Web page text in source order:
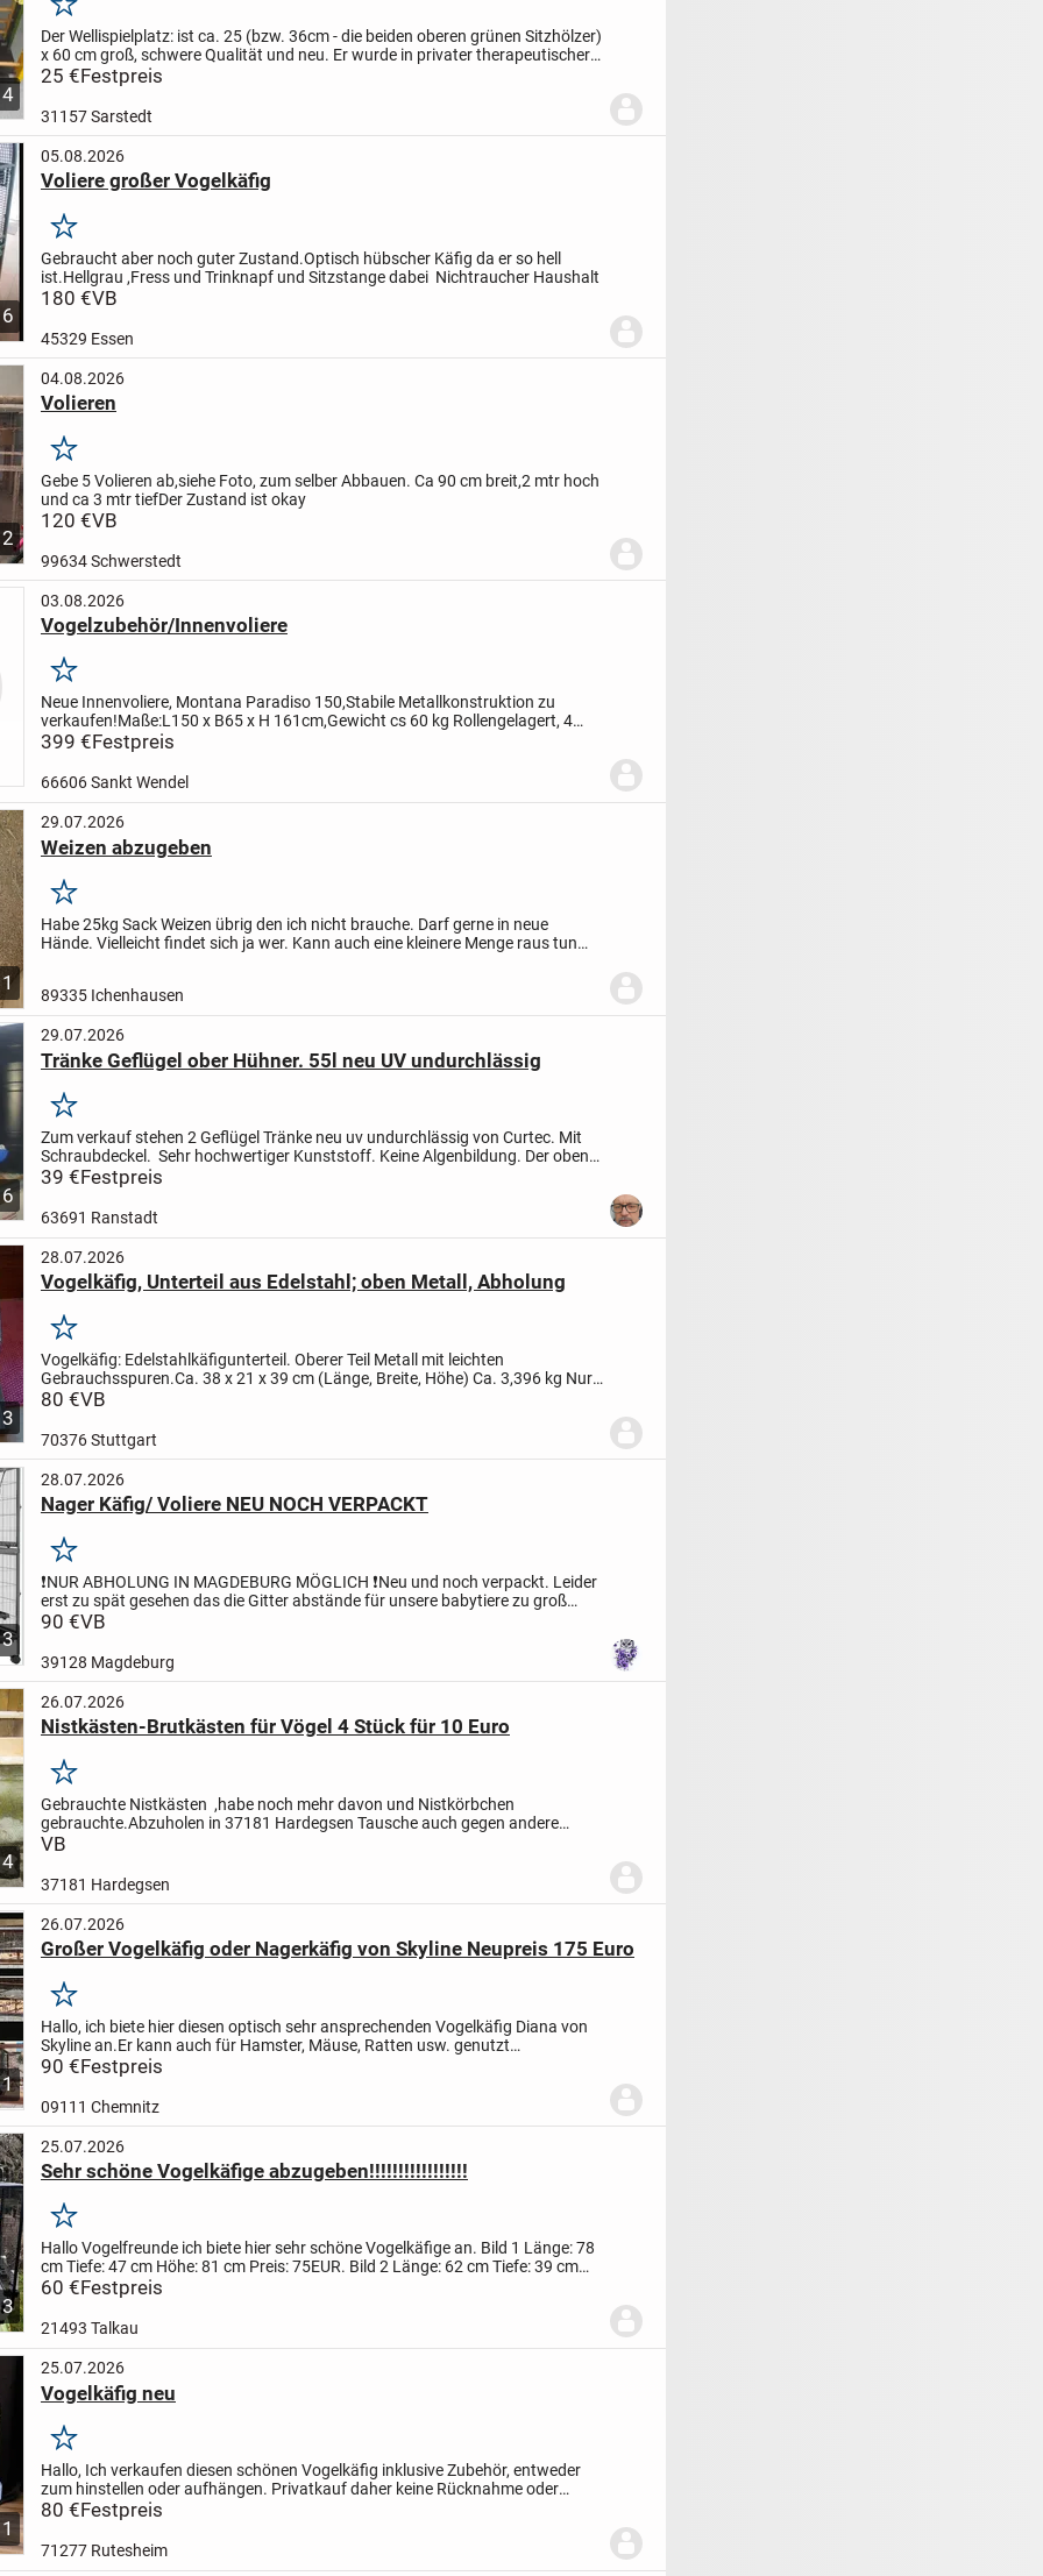
4
Merken
Der Wellispielplatz: ist ca. 25 (bzw. 36cm - die beiden oberen grünen Sitzhölzer)
x 60 cm groß, schwere Qualität und neu. Er wurde in privater therapeutischer
Arbeit angefertigt und bietet - zusammen...
25 €Festpreis
31157 Sarstedt
6
05.08.2026
Voliere großer Vogelkäfig
Merken
Gebraucht aber noch guter Zustand.Optisch hübscher Käfig da er so hell
ist.Hellgrau ,Fress und Trinknapf und Sitzstange dabei Nichtraucher Haushalt
180 €VB
45329 Essen
2
04.08.2026
Volieren
Merken
Gebe 5 Volieren ab,siehe Foto, zum selber Abbauen. Ca 90 cm breit,2 mtr hoch
und ca 3 mtr tiefDer Zustand ist okay
120 €VB
99634 Schwerstedt
03.08.2026
Vogelzubehör/Innenvoliere
Merken
Neue Innenvoliere, Montana Paradiso 150,Stabile Metallkonstruktion zu
verkaufen!Maße:L150 x B65 x H 161cm,Gewicht cs 60 kg Rollengelagert, 4
Fronttüren, 2 kleinere Seitentüren sowie 2 herausziehbare...
399 €Festpreis
66606 Sankt Wendel
1
29.07.2026
Weizen abzugeben
Merken
Habe 25kg Sack Weizen übrig den ich nicht brauche. Darf gerne in neue
Hände. Vielleicht findet sich ja wer. Kann auch eine kleinere Menge raus tun
89335 Ichenhausen
6
29.07.2026
Tränke Geflügel ober Hühner. 55l neu UV undurchlässig
Merken
Zum verkauf stehen 2 Geflügel Tränke neu uv undurchlässig von Curtec. Mit
Schraubdeckel. Sehr hochwertiger Kunststoff. Keine Algenbildung. Der oben
angegebene Preis bezieht sich auf eine Tränke. ...
39 €Festpreis
63691 Ranstadt
3
28.07.2026
Vogelkäfig, Unterteil aus Edelstahl; oben Metall, Abholung
Merken
Vogelkäfig: Edelstahlkäfigunterteil. Oberer Teil Metall mit leichten
Gebrauchsspuren.Ca. 38 x 21 x 39 cm (Länge, Breite, Höhe) Ca. 3,396 kg Nur
Abholung.
80 €VB
70376 Stuttgart
3
28.07.2026
Nager Käfig/ Voliere NEU NOCH VERPACKT
Merken
❗️NUR ABHOLUNG IN MAGDEBURG MÖGLICH ❗️Neu und noch verpackt. Leider
erst zu spät gesehen das die Gitter abstände für unsere babytiere zu groß
sind. Für schon ausgewachsen Tieren ist das kein...
90 €VB
39128 Magdeburg
4
26.07.2026
Nistkästen-Brutkästen für Vögel 4 Stück für 10 Euro
Merken
Gebrauchte Nistkästen ,habe noch mehr davon und Nistkörbchen
gebrauchte.Abzuholen in 37181 Hardegsen Tausche auch gegen andere
Vögel.
VB
37181 Hardegsen
1
26.07.2026
Großer Vogelkäfig oder Nagerkäfig von Skyline Neupreis 175 Euro
Merken
Hallo, ich biete hier diesen optisch sehr ansprechenden Vogelkäfig Diana von
Skyline an.Er kann auch für Hamster, Mäuse, Ratten usw. genutzt
werden.Guter und sauberer Zustand.
90 €Festpreis
09111 Chemnitz
3
25.07.2026
Sehr schöne Vogelkäfige abzugeben!!!!!!!!!!!!!!!!!
Merken
Hallo Vogelfreundeich biete hier sehr schöne Vogelkäfige an. Bild 1 Länge: 78
cm Tiefe: 47 cm Höhe: 81 cm Preis: 75EUR. Bild 2 Länge: 62 cm Tiefe: 39 cm
Höhe: 1 meter Preis: 60EUR.
60 €Festpreis
21493 Talkau
1
25.07.2026
Vogelkäfig neu
Merken
Hallo, Ich verkaufen diesen schönen Vogelkäfig inklusive Zubehör, entweder
zum hinstellen oder aufhängen. Privatkauf daher keine Rücknahme oder
Garantie.
80 €Festpreis
71277 Rutesheim